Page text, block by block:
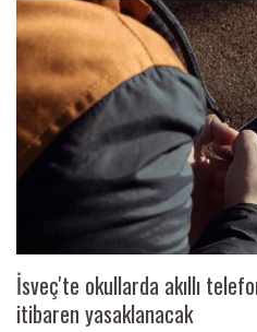
İsveç'te okullarda akıllı
itibaren yasaklanacak